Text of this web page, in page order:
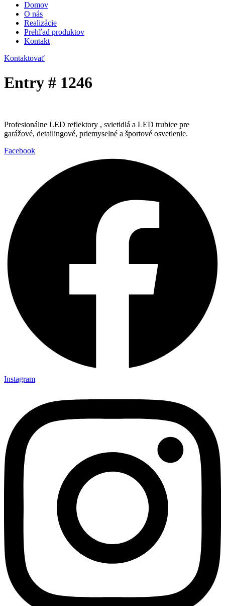
Domov
O nás
Realizácie
Prehľad produktov
Kontakt
Kontaktovať
Entry # 1246
Profesionálne LED reflektory , svietidlá a LED trubice pre
garážové, detailingové, priemyselné a športové osvetlenie.
Facebook
Instagram